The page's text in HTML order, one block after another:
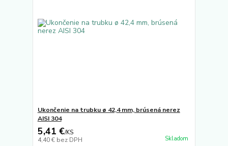
Ukončenie na trubku ø 42,4 mm, brúsená nerez
AISI 304
5,41 €/KS
4,40 € bez DPH Skladom